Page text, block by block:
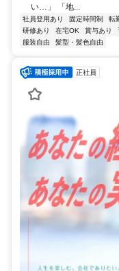
い…」 「地...
社員登用あり 固定時間制 転
研修あり
在宅OK 賞与あり
服装自由
髪型・髪色自由
正社員